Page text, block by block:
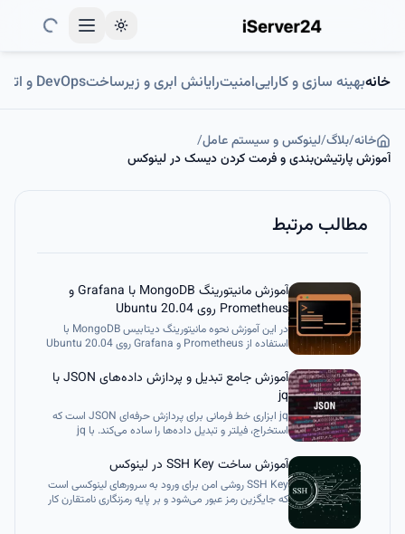
Toggle theme
خانهبهینه سازی و کاراییامنیترایانش ابری و زیرساختDevOps و اتوماسیون
خانه/بلاگ/لینوکس و سیستم عامل/
آموزش پارتیشن‌بندی و فرمت کردن دیسک در لینوکس
مطالب مرتبط
آموزش مانیتورینگ MongoDB با Grafana و
Prometheus روی Ubuntu 20.04
در این آموزش نحوه مانیتورینگ دیتابیس MongoDB با
استفاده از Prometheus و Grafana روی Ubuntu 20.04
MongoDB Exporter، اتصال به Grafana و ساخت
داشبورد حرفه‌ای برای بررسی لحظه‌ای عملکرد، مصرف منابع
و وضعیت کلی دیتابیس.
آموزش جامع تبدیل و پردازش داده‌های JSON با
jq
jq ابزاری خط فرمانی برای پردازش حرفه‌ای JSON است که
استخراج، فیلتر و تبدیل داده‌ها را ساده می‌کند. با jq
Kubernetes و دیتاست‌های ML را بدون مصرف زیاد حافظه
مدیریت کرد. این ابزار مناسب DevOps، AI و
اسکریپت‌نویسی است و جایگزینی مطمئن برای مدیریت
دستی و غیرحرفه‌ای JSON محسوب می‌شود.
آموزش ساخت SSH Key در لینوکس
SSH Key روشی امن برای ورود به سرورهای لینوکسی است
که جایگزین رمز عبور می‌شود و بر پایه رمزنگاری نامتقارن کار